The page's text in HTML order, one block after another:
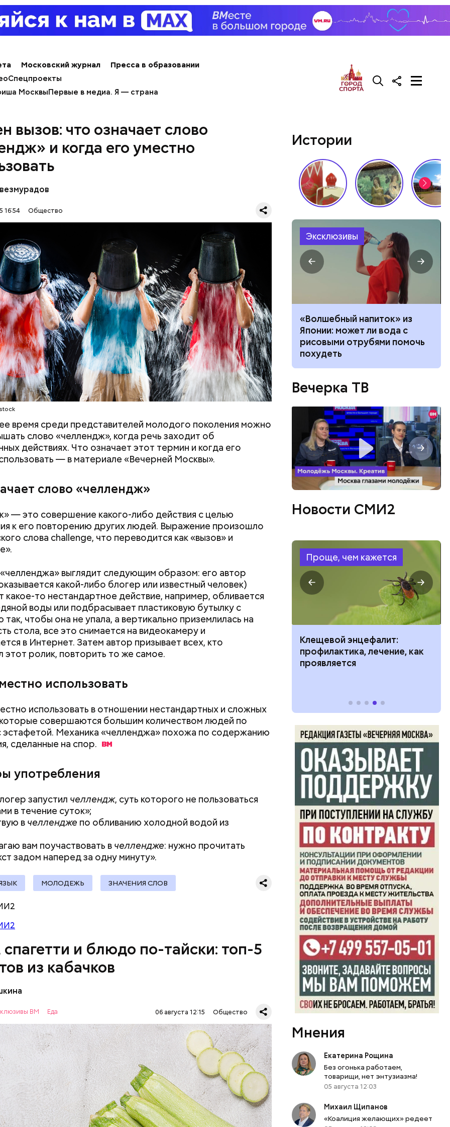
Московский журнал
Пресса в образовании
Спецпроекты
МосквыПервые в медиа. Я — страна
вызов: что означает слово
и когда его уместно
16:54 Общество
время среди представителей молодого поколения можно
слово «челлендж», когда речь заходит об
действиях. Что означает этот термин и когда его
— в материале «Вечерней Москвы».
слово «челлендж»
— это совершение какого-либо действия с целью
к его повторению других людей. Выражение произошло
слова challenge, что переводится как «вызов» и
выглядит следующим образом: его автор
какой-либо блогер или известный человек)
какое-то нестандартное действие, например, обливается
воды или подбрасывает пластиковую бутылку с
чтобы она не упала, а вертикально приземлилась на
стола, все это снимается на видеокамеру и
в Интернет. Затем автор призывает всех, кто
этот ролик, повторить то же самое.
использовать
использовать в отношении нестандартных и сложных
совершаются большим количеством людей по
эстафетой. Механика «челленджа» похожа по содержанию
сделанные на спор.
употребления
запустил челлендж, суть которого не пользоваться
в течение суток»;
вчеллендже по обливанию холодной водой из
вам поучаствовать в челлендже: нужно прочитать
задом наперед за одну минуту».
МОЛОДЕЖЬ ЗНАЧЕНИЯ СЛОВ
спагетти и блюдо по-тайски: топ-5
из кабачков
ВМ Еда 06 августа 12:15 Общество
масло;
порезанные кубиками, нужно легко обжарить на
К ним добавляются зелень петрушки, чеснок, соль и
из кабачков
ОВОЩИ РЕЦЕПТЫ
стресса он держит сосуды под контролем и
предупредила: не для всех дыня может быть
первую очередь ее стоит есть с осторожностью людям:
диабетом;
Истории
Эксклюзивы
Бесконечное ничто: названа
главная опасность
зеркальной даты 8 августа
2026 года
Ни одного дня не работал:
артист Юрий Куклачев —
откровенно о профессии
клоуна
«Волшебный напиток» из
Японии: может ли вода с
рисовыми отрубями помочь
похудеть
Вечерка ТВ
Новости СМИ2
Проще, чем кажется
Как узнать, снесут ли дом по
реновации в Москве: где
искать информацию и сроки
Как предотвратить развитие
диабета
Клещевой энцефалит:
профилактика, лечение, как
проявляется
Мнения
Екатерина Рощина
Без огонька работаем,
товарищи, нет энтузиазма!
05 августа 12:03
Михаил Щипанов
«Коалиция желающих» редеет